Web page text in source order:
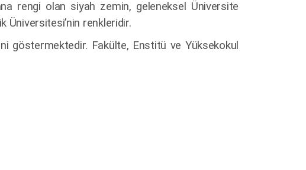
rengi olan siyah zemin, geleneksel Üniversite
Üniversitesi’nin renkleridir.
göstermektedir. Fakülte, Enstitü ve Yüksekokul